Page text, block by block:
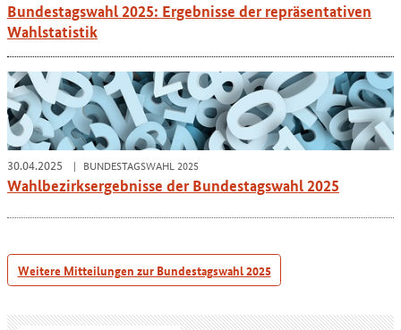
Bundestagswahl 2025: Ergebnisse der repräsentativen
Wahlstatistik
30.04.2025 BUNDESTAGSWAHL 2025
Wahlbezirksergebnisse der Bundestagswahl 2025
Weitere Mitteilungen zur Bundestagswahl 2025